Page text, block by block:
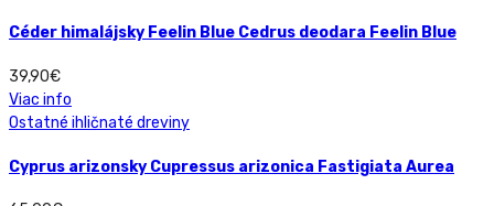
Céder himalájsky Feelin Blue Cedrus deodara Feelin Blue
39,90€
Viac info
Ostatné ihličnaté dreviny
Cyprus arizonsky Cupressus arizonica Fastigiata Aurea